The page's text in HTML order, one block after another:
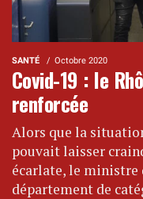
SANTÉ Octobre 2020
Covid-19 : le
renforcée
Alors que la
pouvait laisser
écarlate, le ministre
département de